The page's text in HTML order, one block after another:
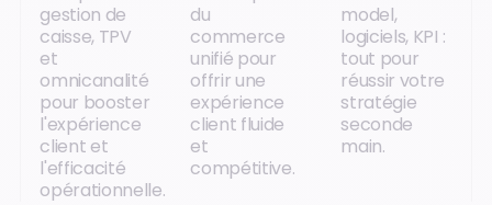
gestion de
caisse, TPV
et
omnicanalité
pour booster
l'expérience
client et
l'efficacité
opérationnelle.
du
commerce
unifié pour
offrir une
expérience
client fluide
et
compétitive.
model,
logiciels, KPI :
tout pour
réussir votre
stratégie
seconde
main.